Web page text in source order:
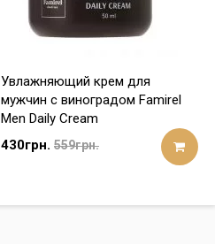
Увлажняющий крем для
мужчин с виноградом Famirel
Men Daily Cream
430грн. 559грн.